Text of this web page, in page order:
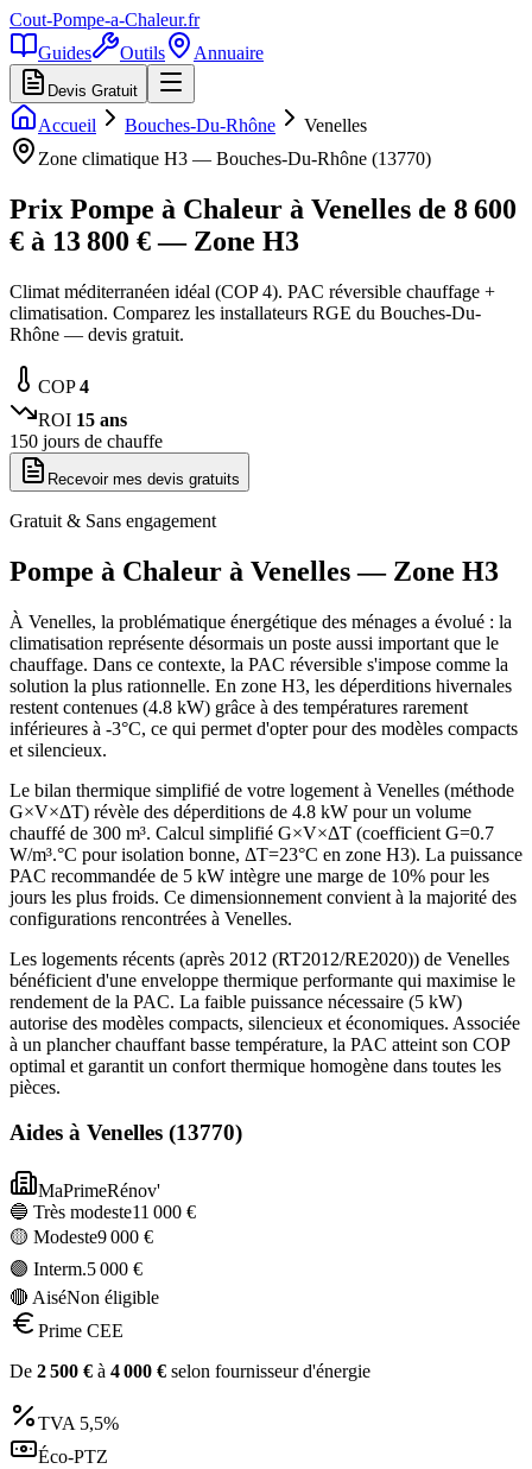
Cout-Pompe-a-Chaleur.fr
Guides
Outils Annuaire
Devis Gratuit
Accueil Bouches-Du-Rhône
Venelles
Zone climatique H3 — Bouches-Du-Rhône (13770)
Prix Pompe à Chaleur à Venelles de 8 600
€ à 13 800 € — Zone H3
Climat méditerranéen idéal (COP 4). PAC réversible chauffage +
climatisation. Comparez les installateurs RGE du Bouches-Du-
Rhône — devis gratuit.
COP4
ROI 15 ans
150 jours de chauffe
Recevoir mes devis gratuits
Gratuit & Sans engagement
Pompe à Chaleur à Venelles— Zone H3
À Venelles, la problématique énergétique des ménages a évolué : la
climatisation représente désormais un poste aussi important que le
chauffage. Dans ce contexte, la PAC réversible s'impose comme la
solution la plus rationnelle. En zone H3, les déperditions hivernales
restent contenues (4.8 kW) grâce à des températures rarement
inférieures à -3°C, ce qui permet d'opter pour des modèles compacts
et silencieux.
Le bilan thermique simplifié de votre logement à Venelles (méthode
G×V×ΔT) révèle des déperditions de 4.8 kW pour un volume
chauffé de 300 m³. Calcul simplifié G×V×ΔT (coefficient G=0.7
W/m³.°C pour isolation bonne, ΔT=23°C en zone H3). La puissance
PAC recommandée de 5 kW intègre une marge de 10% pour les
jours les plus froids. Ce dimensionnement convient à la majorité des
configurations rencontrées à Venelles.
Les logements récents (après 2012 (RT2012/RE2020)) de Venelles
bénéficient d'une enveloppe thermique performante qui maximise le
rendement de la PAC. La faible puissance nécessaire (5 kW)
autorise des modèles compacts, silencieux et économiques. Associée
à un plancher chauffant basse température, la PAC atteint son COP
optimal et garantit un confort thermique homogène dans toutes les
pièces.
Aides à Venelles (13770)
MaPrimeRénov'
🔵 Très modeste11 000 €
🟡 Modeste9 000 €
🟣 Interm.5 000 €
🔴 AiséNon éligible
Prime CEE
De 2 500 € à 4 000 € selon fournisseur d'énergie
TVA 5,5%
Éco-PTZ